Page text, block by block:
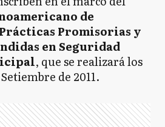
de
Promisorias y
en Seguridad
, que se realizará los
de 2011.